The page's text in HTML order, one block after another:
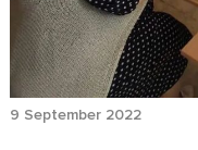
9 September 2022